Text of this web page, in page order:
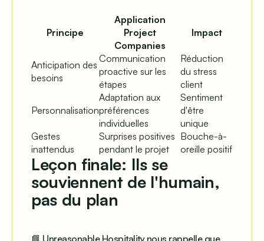
Principe
Application
Project
Companies
Impact
Anticipation des
besoins
Communication
proactive sur les
étapes
Réduction
du stress
client
Personnalisation
Adaptation aux
préférences
individuelles
Sentiment
d'être
unique
Gestes
inattendus
Surprises positives
pendant le projet
Bouche-à-
oreille positif
Leçon finale: Ils se
souviennent de l'humain,
pas du plan
📘 Unreasonable Hospitalitynous rappelle que